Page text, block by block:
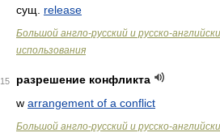
сущ. release
Большой англо-русский и русско-
использования
15
разрешение конфликта
w arrangement of a conflict
Большой англо-русский и русско-